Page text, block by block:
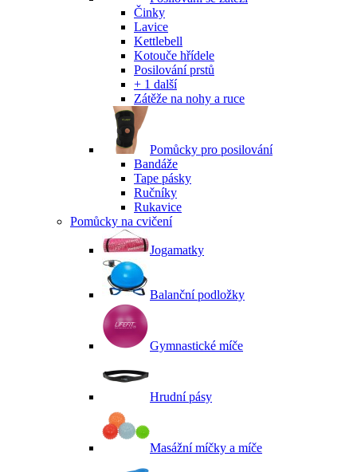
Činky
Lavice
Kettlebell
Kotouče hřídele
Posilování prstů
+ 1 další
Zátěže na nohy a ruce
Pomůcky pro posilování
Bandáže
Tape pásky
Ručníky
Rukavice
Pomůcky na cvičení
Jogamatky
Balanční podložky
Gymnastické míče
Hrudní pásy
Masážní míčky a míče